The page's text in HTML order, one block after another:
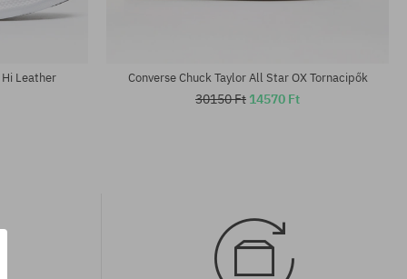
Leather Converse Chuck Taylor All Star OX Tornacipők
30150 Ft 14570 Ft